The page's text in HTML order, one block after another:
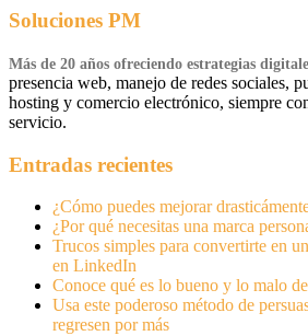
Soluciones PM
Más de 20 años ofreciendo estrategias
presencia web, manejo de redes sociales,
hosting y comercio electrónico, siempre
servicio.
Entradas recientes
¿Cómo puedes mejorar
¿Por qué necesitas una marca
Trucos simples para convertirte en
en LinkedIn
Conoce qué es lo bueno y lo malo
Usa este poderoso método de
regresen por más